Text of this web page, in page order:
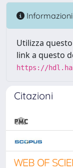
Informazioni
Utilizza
link a questo
https://
Citazioni